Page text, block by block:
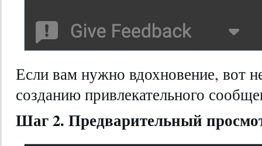
Если вам нужно вдохновение, вот
созданию привлекательного
Шаг 2. Предварительный